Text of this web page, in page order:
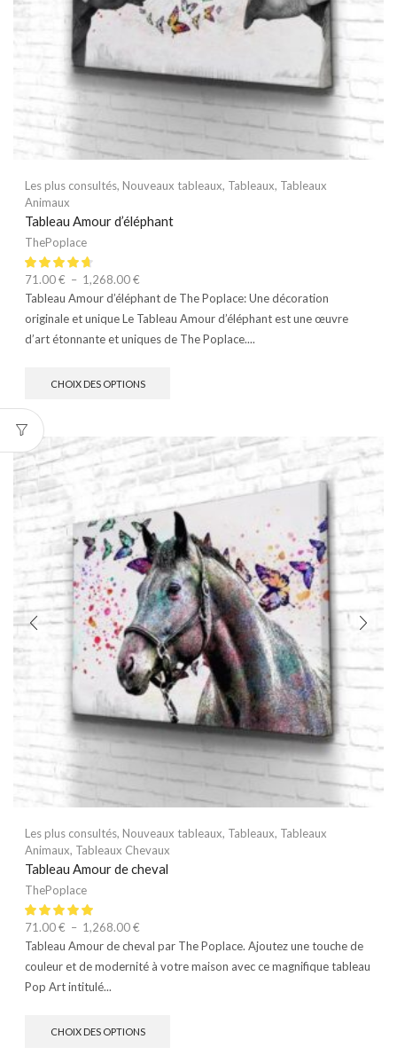
Les plus consultés, Nouveaux tableaux, Tableaux, Tableaux
Animaux
Tableau Amour d’éléphant
ThePoplace
71.00€ – 1,268.00€
Tableau Amour d’éléphant de The Poplace: Une décoration
originale et unique Le Tableau Amour d’éléphant est une œuvre
d’art étonnante et uniques de The Poplace....
CHOIX DES OPTIONS
Les plus consultés, Nouveaux tableaux, Tableaux, Tableaux
Animaux, Tableaux Chevaux
Tableau Amour de cheval
ThePoplace
71.00€ – 1,268.00€
Tableau Amour de cheval par The Poplace. Ajoutez une touche de
couleur et de modernité à votre maison avec ce magnifique tableau
Pop Art intitulé...
CHOIX DES OPTIONS